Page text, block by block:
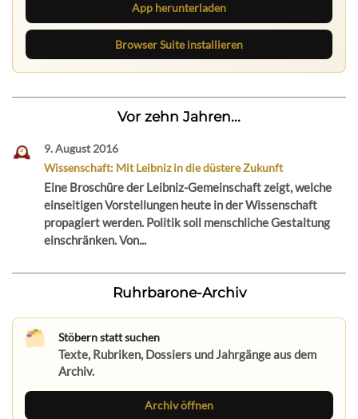
App herunterladen
Browser Suite installieren
Vor zehn Jahren...
9. August 2016
Wissenschaft: Mit Leibniz in die düstere Zukunft
Eine Broschüre der Leibniz-Gemeinschaft zeigt, welche
einseitigen Vorstellungen heute in der Wissenschaft
propagiert werden. Politik soll menschliche Gestaltung
einschränken. Von...
Ruhrbarone-Archiv
Stöbern statt suchen
Texte, Rubriken, Dossiers und Jahrgänge aus dem
Archiv.
Archiv öffnen